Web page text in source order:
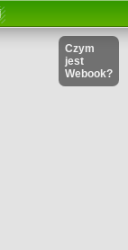
Czym
jest
Webook?